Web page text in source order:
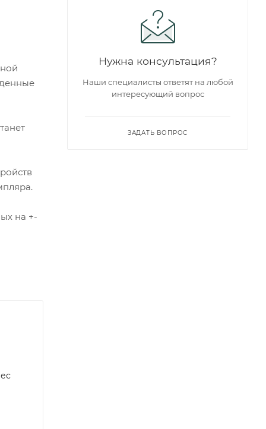
на +-
Нужна консультация?
Наши специалисты ответят на любой
интересующий вопрос
ЗАДАТЬ ВОПРОС